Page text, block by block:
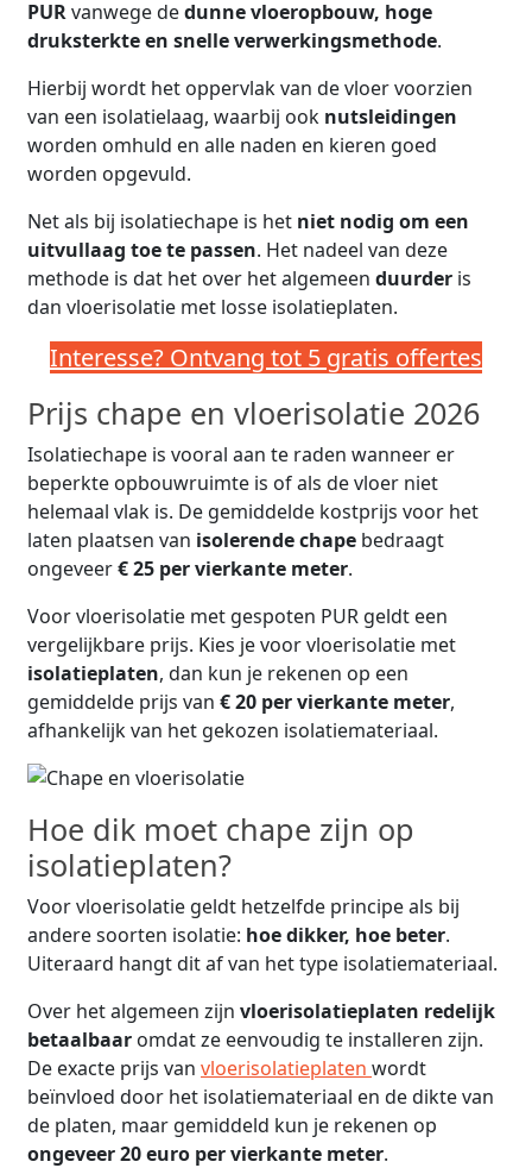
PURvanwege dedunne vloeropbouw, hoge
druksterkte en snelle verwerkingsmethode.
Hierbij wordt het oppervlak van de vloer voorzien
van een isolatielaag, waarbij ook nutsleidingen
worden omhuld en alle naden en kieren goed
worden opgevuld.
Net als bij isolatiechape is het niet nodig om een
uitvullaag toe te passen. Het nadeel van deze
methode is dat het over het algemeen duurder is
dan vloerisolatie met losse isolatieplaten.
Interesse? Ontvang tot 5 gratis offertes
Prijs chape en vloerisolatie 2026
Isolatiechape is vooral aan te raden wanneer er
beperkte opbouwruimte is of als de vloer niet
helemaal vlak is. De gemiddelde kostprijs voor het
laten plaatsen van isolerende chape bedraagt
ongeveer€ 25 per vierkante meter.
Voor vloerisolatie met gespoten PUR geldt een
vergelijkbare prijs. Kies je voor vloerisolatie met
isolatieplaten, dan kun je rekenen op een
gemiddelde prijs van € 20 per vierkante meter,
afhankelijk van het gekozen isolatiemateriaal.
Hoe dik moet chape zijn op
isolatieplaten?
Voor vloerisolatie geldt hetzelfde principe als bij
andere soorten isolatie: hoe dikker, hoe beter.
Uiteraard hangt dit af van het type isolatiemateriaal.
Over het algemeen zijn vloerisolatieplaten redelijk
betaalbaar omdat ze eenvoudig te installeren zijn.
De exacte prijs van vloerisolatieplaten wordt
beïnvloed door het isolatiemateriaal en de dikte van
de platen, maar gemiddeld kun je rekenen op
ongeveer 20 euro per vierkante meter.